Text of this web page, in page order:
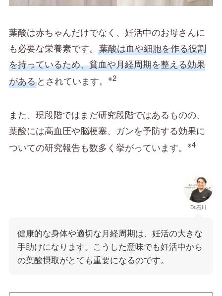
葉酸は赤ちゃんだけでなく、妊活中のお母さんに
も必要な栄養素です。 葉酸は血や細胞を作る役割
を持っているため、貧血や月経周期を整える効果
があるとされています。 ※2
また、現段階ではまだ研究段階ではあるものの、
葉酸には高血圧や脳梗塞、ガンを予防する効果に
ついての研究報告も数多く挙がっています。 ※4
Dr.石川
健康的な身体や適切な月経周期は、妊活の大きな
手助けになります。こうした意味でも妊活中から
の葉酸摂取がとても重要になるのです。